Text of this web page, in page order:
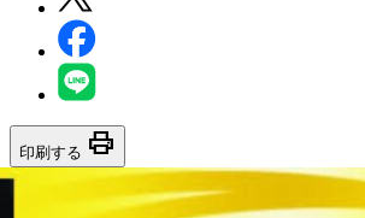
印刷する print